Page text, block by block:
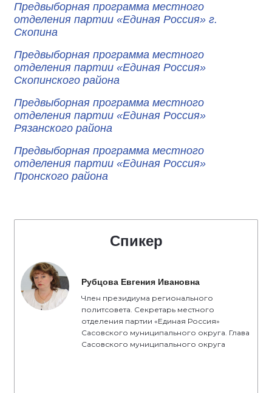
Предвыборная программа местного
отделения партии «Единая Россия» г.
Скопина
Предвыборная программа местного
отделения партии «Единая Россия»
Скопинского района
Предвыборная программа местного
отделения партии «Единая Россия»
Рязанского района
Предвыборная программа местного
отделения партии «Единая Россия»
Пронского района
Спикер
Рубцова Евгения Ивановна
Член президиума регионального
политсовета. Секретарь местного
отделения партии «Единая Россия»
Сасовского муниципального округа. Глава
Сасовского муниципального округа